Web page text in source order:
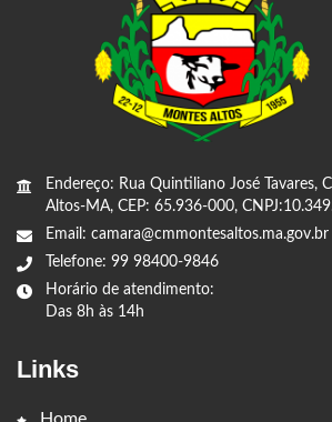
Endereço: Rua Quintiliano José Tavares,
Altos-MA, CEP: 65.936-000,
Email: camara@cmmontesaltos.ma.gov.br
Telefone: 99 98400-9846
Horário de atendimento:
Das 8h às 14h
Links